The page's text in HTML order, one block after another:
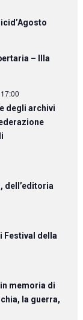
– IIIa
degli archivi
dell’editoria
Festival della
in memoria di
la guerra,